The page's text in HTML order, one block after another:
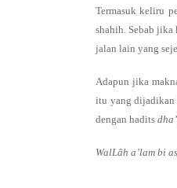
Termasuk keliru
shahih. Sebab jika
jalan lain yang
Adapun jika
itu yang dijadikan
dengan hadits
WalLâh a’lam bi